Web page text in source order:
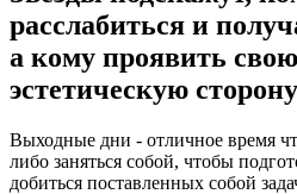
расслабиться и
а кому проявить
эстетическую
Выходные дни - отличное время
либо заняться собой, чтобы
добиться поставленных собой